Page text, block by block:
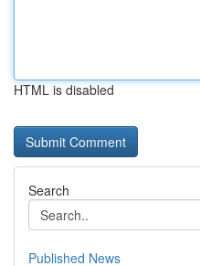
HTML is disabled
Search
Published News